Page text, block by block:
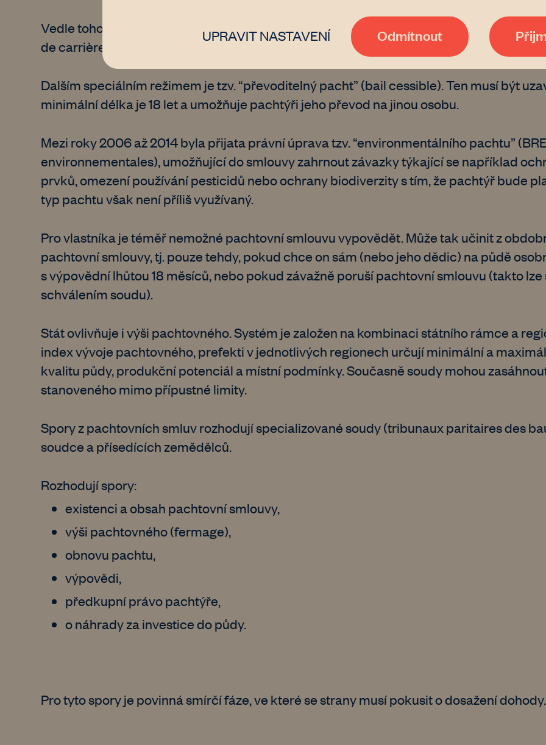
Vedle tohoto standardního pachtu existují dlouhodobé varianty pachtu (o délce 18
de carrière) vázaný na dosažení důchodového věku pachtýřem.
Dalším speciálním režimem je tzv. “převoditelný pacht” (bail cessible). Ten musí být
minimální délka je 18 let a umožňuje pachtýři jeho převod na jinou osobu.
Mezi roky 2006 až 2014 byla přijata právní úprava tzv. “environmentálního pachtu”
environnementales), umožňující do smlouvy zahrnout závazky týkající se například
prvků, omezení používání pesticidů nebo ochrany biodiverzity s tím, že pachtýř bude
typ pachtu však není příliš využívaný.
Pro vlastníka je téměř nemožné pachtovní smlouvu vypovědět. Může tak učinit z
pachtovní smlouvy, tj. pouze tehdy, pokud chce on sám (nebo jeho dědic) na půdě
s výpovědní lhůtou 18 měsíců, nebo pokud závažně poruší pachtovní smlouvu (takto
schválením soudu).
Stát ovlivňuje i výši pachtovného. Systém je založen na kombinaci státního rámce a
index vývoje pachtovného, prefekti v jednotlivých regionech určují minimální a
kvalitu půdy, produkční potenciál a místní podmínky. Současně soudy mohou
stanoveného mimo přípustné limity.
Spory z pachtovních smluv rozhodují specializované soudy (tribunaux paritaires des
soudce a přísedících zemědělců.
Rozhodují spory:
existenci a obsah pachtovní smlouvy,
výši pachtovného (fermage),
obnovu pachtu,
výpovědi,
předkupní právo pachtýře,
o náhrady za investice do půdy.
Pro tyto spory je povinná smírčí fáze, ve které se strany musí pokusit o dosažení dohody.
UPRAVIT NASTAVENÍ Odmítnout